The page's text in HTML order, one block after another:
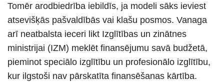
Tomēr arodbiedrība iebildīs, ja modeli sāks ieviest
atsevišķās pašvaldībās vai klašu posmos. Vanaga
arī neatbalsta ieceri likt Izglītības un zinātnes
ministrijai (IZM) meklēt finansējumu savā budžetā,
pieminot speciālo izglītību un profesionālo izglītību,
kur ilgstoši nav pārskatīta finansēšanas kārtība.